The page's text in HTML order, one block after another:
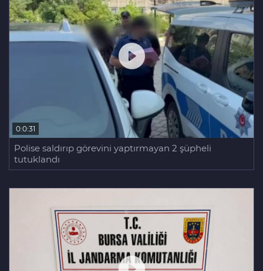
0:0:31
Polise saldırıp görevini yaptırmayan 2 şüpheli
tutuklandı